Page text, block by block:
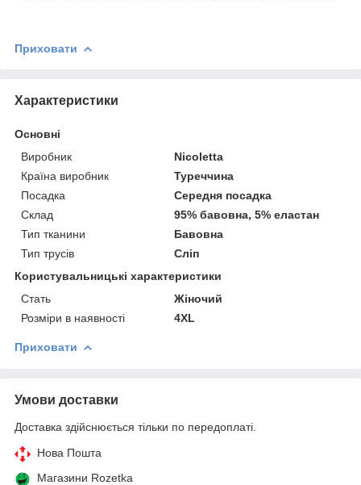
Приховати
Характеристики
Основні
Виробник
Nicoletta
Країна виробник
Туреччина
Посадка
Середня посадка
Склад
95% бавовна, 5% еластан
Тип тканини
Бавовна
Тип трусів
Сліп
Користувальницькі характеристики
Cтать
Жіночий
Розміри в наявності
4XL
Приховати
Умови доставки
Доставка здійснюється тільки по передоплаті.
Нова Пошта
Магазини Rozetka